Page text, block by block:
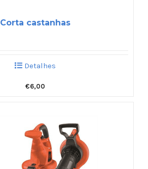
Corta castanhas
Detalhes
€6,00